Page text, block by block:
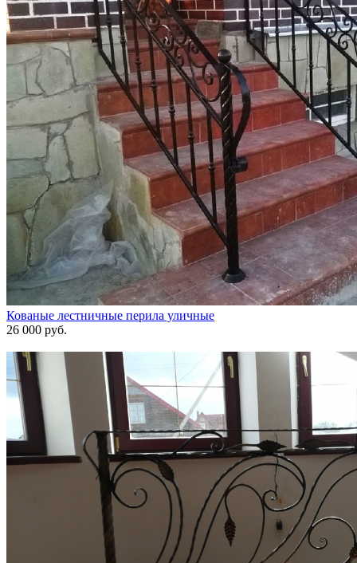
Кованые лестничные перила уличные
26 000 руб.